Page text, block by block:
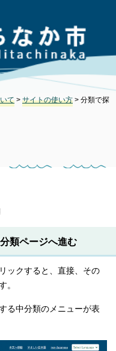
て > サイトの使い方 > 分類で探
類ページへ進む
ックすると、直接、その
。
る中分類のメニューが表